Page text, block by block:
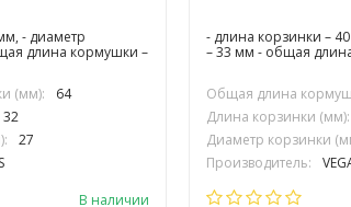
- диаметр
длина кормушки –
(мм):
64
32
27
В наличии
- длина корзинки –
– 33 мм - общая
Общая длина
Длина корзинки (мм):
Диаметр корзинки
Производитель: